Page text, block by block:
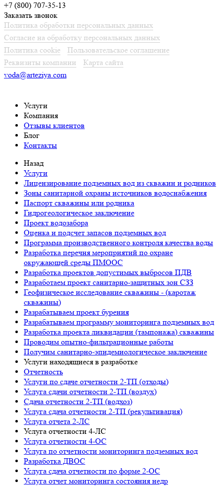
+7 (800) 707-35-13
Заказать звонок
Политика обработки персональных данных
Согласие на обработку персональных данных
Политика cookie
Пользовательское соглашение
Реквизиты компании
Карта сайта
voda@arteziya.com
Услуги
Компания
Отзывы клиентов
Блог
Контакты
Назад
Услуги
Лицензирование подземных вод из скважин и родников
Зоны санитарной охраны источников водоснабжения
Паспорт скважины или родника
Гидрогеологическое заключение
Проект водозабора
Оценка и подсчет запасов подземных вод
Программа производственного контроля качества воды
Разработка перечня мероприятий по охране
окружающей среды ПМООС
Разработка проектов допустимых выбросов ПДВ
Разработаем проект санитарно-защитных зон СЗЗ
Геофизическое исследование скважины - (каротаж
скважины)
Разрабатываем проект бурения
Разрабатываем программу мониторинга подземных вод
Разработка проекта ликвидации (тампонажа) скважины
Проводим опытно-фильтрационные работы
Получим санитарно-эпидемиологическое заключение
Услуги находящиеся в разработке
Отчетность
Услуги по сдаче отчетности 2-ТП (отходы)
Услуга сдачи отчетности 2-ТП (воздух)
Сдача отчетности 2-ТП (водхоз)
Услуга сдача отчетности 2-ТП (рекультивация)
Услуга отчета 2-ЛС
Услуга отчетности 4-ЛС
Услуга отчетности 4-ОС
Услуга по отчетности мониторинга подземных вод
Разработка ДВОС
Услуга сдача отчетности по форме 2-ОС
Услуга отчет мониторинга состояния недр